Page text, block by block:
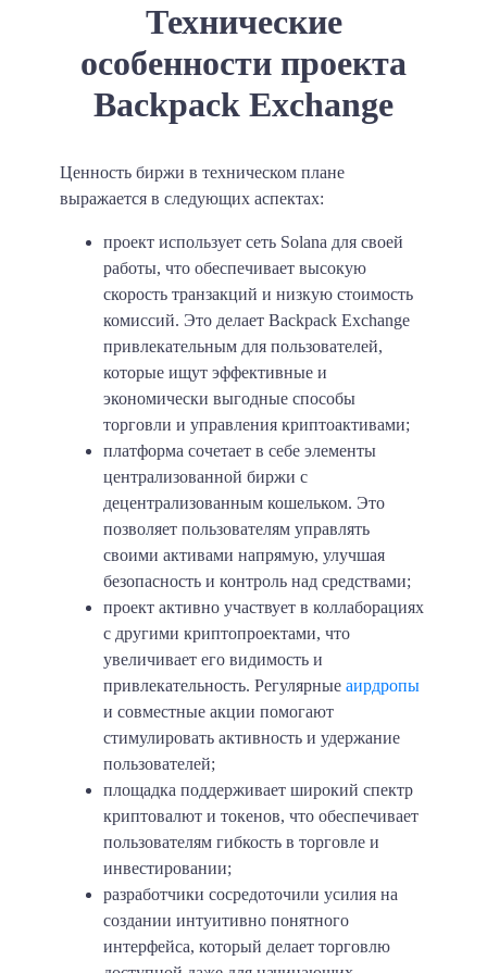
Технические
особенности проекта
Backpack Exchange
Ценность биржи в техническом плане
выражается в следующих аспектах:
проект использует сеть Solana для своей
работы, что обеспечивает высокую
скорость транзакций и низкую стоимость
комиссий. Это делает Backpack Exchange
привлекательным для пользователей,
которые ищут эффективные и
экономически выгодные способы
торговли и управления криптоактивами;
платформа сочетает в себе элементы
централизованной биржи с
децентрализованным кошельком. Это
позволяет пользователям управлять
своими активами напрямую, улучшая
безопасность и контроль над средствами;
проект активно участвует в коллаборациях
с другими криптопроектами, что
увеличивает его видимость и
привлекательность. Регулярные аирдропы
и совместные акции помогают
стимулировать активность и удержание
пользователей;
площадка поддерживает широкий спектр
криптовалют и токенов, что обеспечивает
пользователям гибкость в торговле и
инвестировании;
разработчики сосредоточили усилия на
создании интуитивно понятного
интерфейса, который делает торговлю